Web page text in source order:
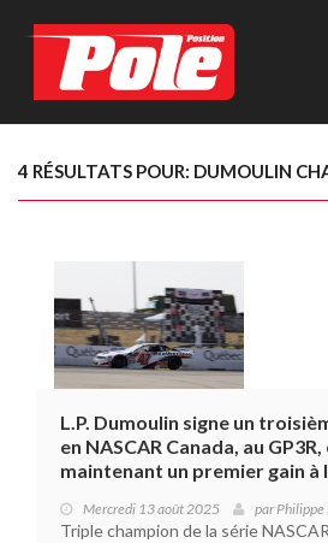
4 RÉSULTATS POUR: DUMOULIN
L.P. Dumoulin signe un
en NASCAR Canada, au
maintenant un premier gain à
Mercredi 13 août 2025 parPhilippe
Triple champion de la série